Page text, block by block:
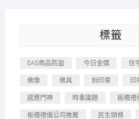
標籤
EAS商品防盜 今日金價 住
佛像 佛具 刻印章 印
感應門神 時事議題 板橋禮
板橋禮儀公司推薦 民生頭條